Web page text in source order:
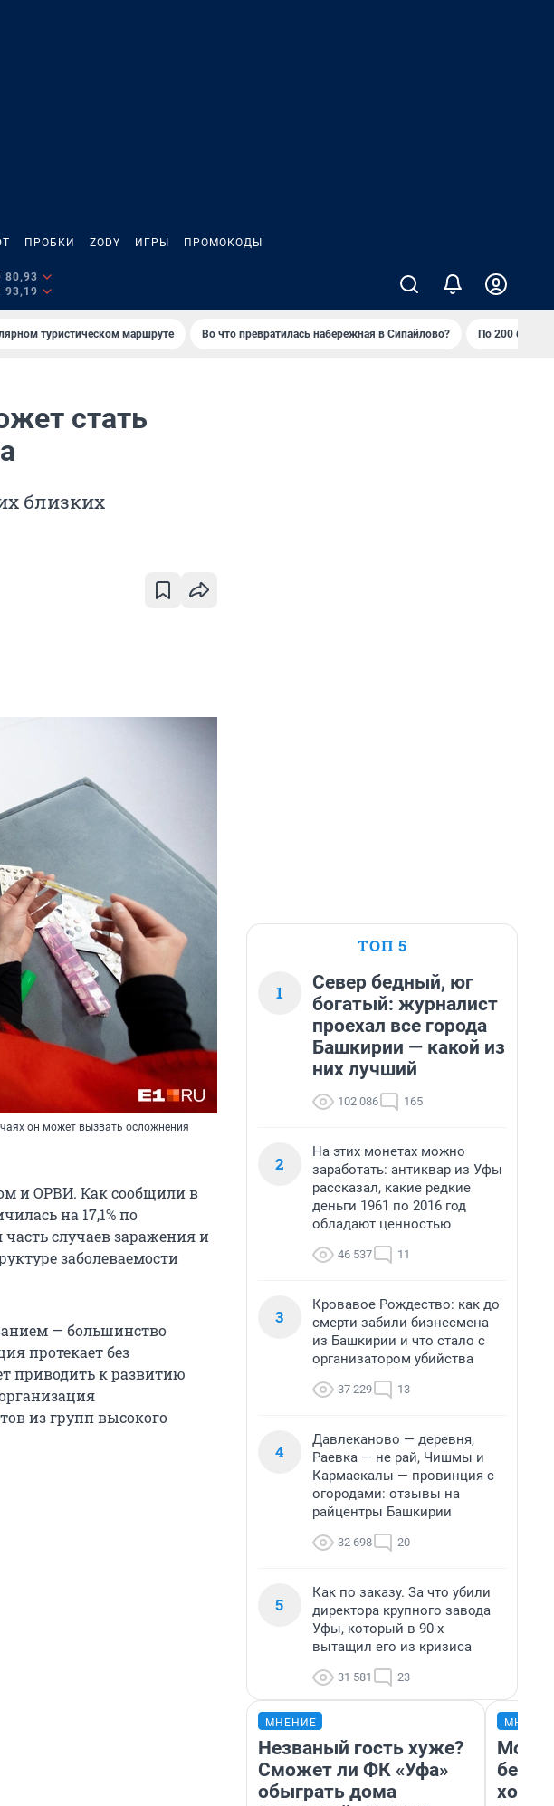
ПРОБКИ ZODY ИГРЫ ПРОМОКОДЫ
80,93
93,19
туристическом маршруте Во что превратилась набережная в Сипайлово? По 200
стать
близких
он может вызвать осложнения
и ОРВИ. Как сообщили в
на 17,1% по
случаев заражения и
заболеваемости
— большинство
протекает без
приводить к развитию
из групп высокого
ТОП 5
1
Север бедный, юг
богатый: журналист
проехал все города
Башкирии — какой из
них лучший
102 086 165
2
На этих монетах можно
заработать: антиквар из Уфы
рассказал, какие редкие
деньги 1961 по 2016 год
обладают ценностью
46 537 11
3
Кровавое Рождество: как до
смерти забили бизнесмена
из Башкирии и что стало с
организатором убийства
37 229 13
4
Давлеканово — деревня,
Раевка — не рай, Чишмы и
Кармаскалы — провинция с
огородами: отзывы на
райцентры Башкирии
32 698 20
5
Как по заказу. За что убили
директора крупного завода
Уфы, который в 90-х
вытащил его из кризиса
31 581 23
МНЕНИЕ
Незваный гость хуже?
Сможет ли ФК «Уфа»
обыграть дома
Мой